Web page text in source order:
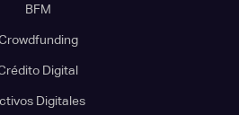
BFM
Digital
Digitales